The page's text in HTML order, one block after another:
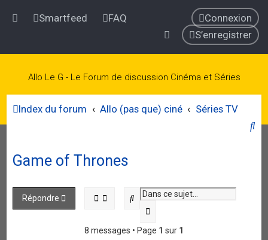
Smartfeed FAQ
Connexion
S’enregistrer
Allo Le G - Le Forum de discussion Cinéma et Séries
Index du forum Allo (pas que) ciné
Séries TV
R
Game of Thrones
Répondre
Rechercher
8 messages • Page 1 sur 1